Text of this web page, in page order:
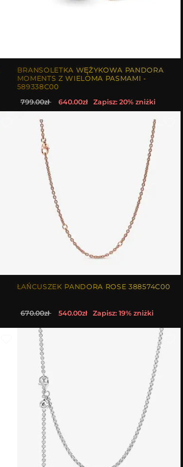
BRANSOLETKA WĘŻYKOWA PANDORA
MOMENTS Z WIELOMA PASMAMI -
589338C00
799.00zł 640.00zł Zapisz: 20% zniżki
ŁAŃCUSZEK PANDORA ROSE 388574C00
670.00zł 540.00zł Zapisz: 19% zniżki